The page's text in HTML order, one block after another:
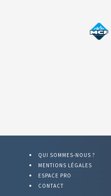
QUI SOMMES-NOUS ?
MENTIONS LÉGALES
ESPACE PRO
CONTACT